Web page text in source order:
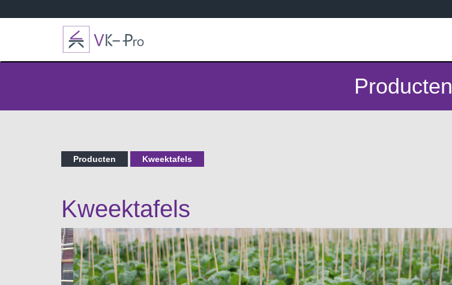
Producten
Producten Kweektafels
Kweektafels